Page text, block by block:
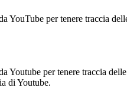
YouTube per tenere traccia
Youtube per tenere traccia
di Youtube.